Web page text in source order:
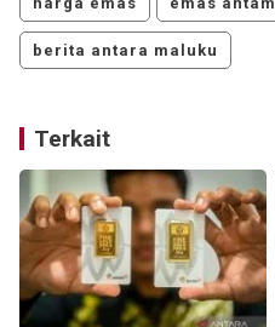
berita antara maluku
Terkait